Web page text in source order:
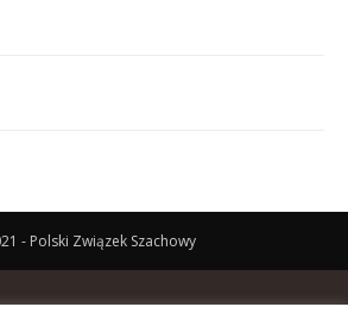
- Polski Związek Szachowy